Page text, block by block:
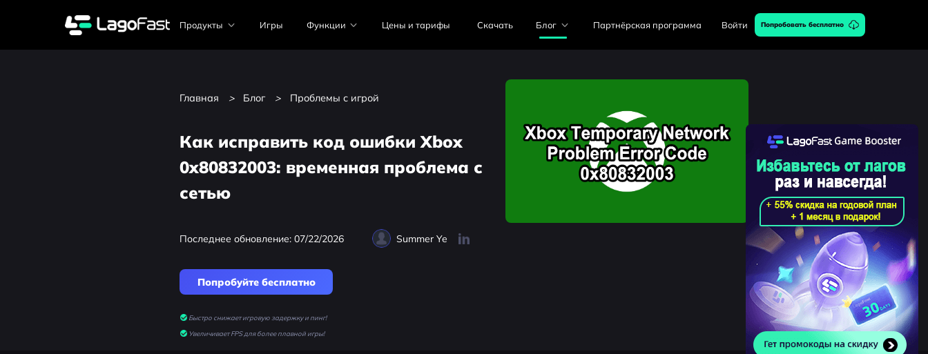
Продукты Игры Функции Цены и тарифы Скачать Блог Партнёрская программа Войти Попробовать бесплатно
Главная > Блог > Проблемы с игрой
Как исправить код ошибки Xbox
0x80832003: временная проблема с
сетью
Последнее обновление: 07/22/2026 Summer Ye
Попробуйте бесплатно
Быстро снижает игровую задержку и пинг!
Увеличивает FPS для более плавной игры!